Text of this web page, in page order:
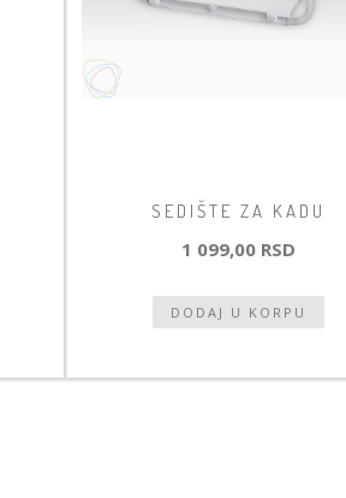
SEDIŠTE ZA KADU
1 099,00 RSD